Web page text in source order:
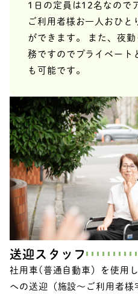
1日の定員は12名なので
ご利用者様お一人おひと
ができます。 また、夜
務ですのでプライベート
も可能です。
送迎スタッフ
社用車(普通自動車）を使用
への送迎（施設～ご利用者